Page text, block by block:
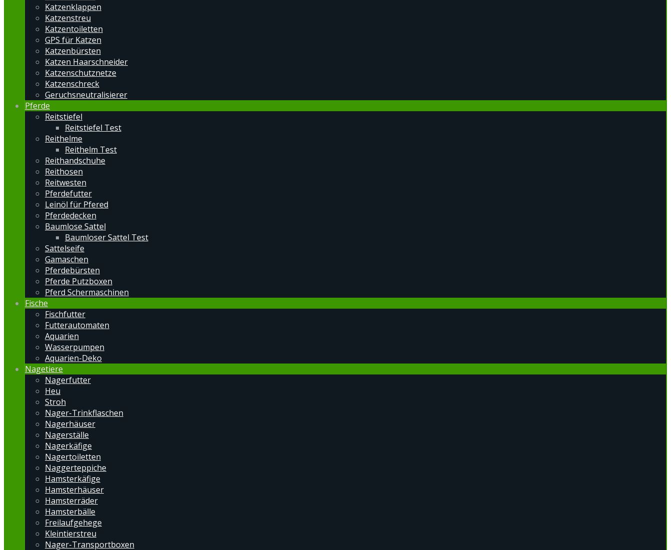
Katzenklappen
Katzenstreu
Katzentoiletten
GPS für Katzen
Katzenbürsten
Katzen Haarschneider
Katzenschutznetze
Katzenschreck
Geruchsneutralisierer
Pferde
Reitstiefel
Reitstiefel Test
Reithelme
Reithelm Test
Reithandschuhe
Reithosen
Reitwesten
Pferdefutter
Leinöl für Pfered
Pferdedecken
Baumlose Sattel
Baumloser Sattel Test
Sattelseife
Gamaschen
Pferdebürsten
Pferde Putzboxen
Pferd Schermaschinen
Fische
Fischfutter
Futterautomaten
Aquarien
Wasserpumpen
Aquarien-Deko
Nagetiere
Nagerfutter
Heu
Stroh
Nager-Trinkflaschen
Nagerhäuser
Nagerställe
Nagerkäfige
Nagertoiletten
Naggerteppiche
Hamsterkäfige
Hamsterhäuser
Hamsterräder
Hamsterbälle
Freilaufgehege
Kleintierstreu
Nager-Transportboxen